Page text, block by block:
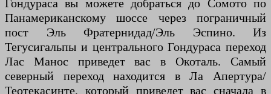
Гондураса вы можете добраться до Сомото по
Панамериканскому шоссе через пограничный
пост Эль Фратернидад/Эль Эспино. Из
Тегусигальпы и центрального Гондураса переход
Лас Манос приведет вас в Окоталь. Самый
северный переход находится в Ла Апертура/
Теотекасинте, который приведет вас сначала в